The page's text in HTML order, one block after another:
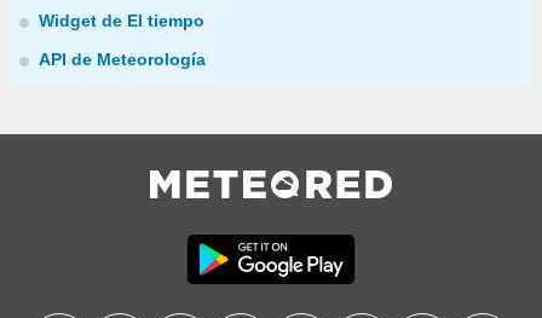
Widget de El tiempo
API de Meteorología